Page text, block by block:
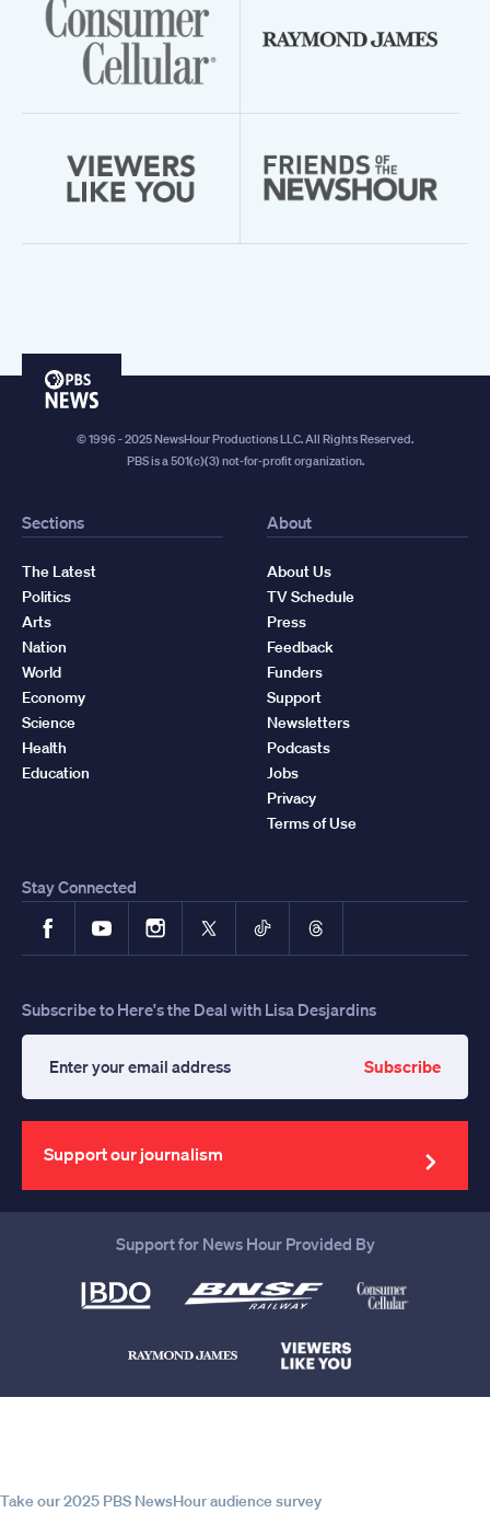
PBS
© 1996 - 2025 NewsHour Productions LLC. All Rights Reserved.
PBS is a 501(c)(3) not-for-profit organization.
Sections
The Latest
Politics
Arts
Nation
World
Economy
Science
Health
Education
About
About Us
TV Schedule
Press
Feedback
Funders
Support
Newsletters
Podcasts
Jobs
Privacy
Terms of Use
Stay Connected
FacebookYouTubeInstagram
X TikTokThreads
Subscribe to Here's the Deal with Lisa Desjardins
your
email
address
Subscribe
Support our journalism
Support for News Hour Provided By
Take our 2025 PBS NewsHour audience survey